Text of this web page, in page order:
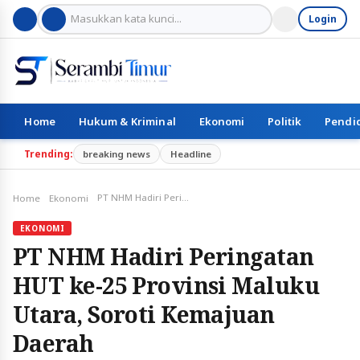
Login
Home Hukum & Kriminal Ekonomi Politik
Trending: breaking news Headline
Home Ekonomi PT NHM Hadiri Peringatan HUT ke-25 Provinsi Maluku Utara, Soroti Kemajuan Daerah
EKONOMI
PT NHM Hadiri Peringatan
HUT ke-25 Provinsi Maluku
Utara, Soroti Kemajuan
Daerah